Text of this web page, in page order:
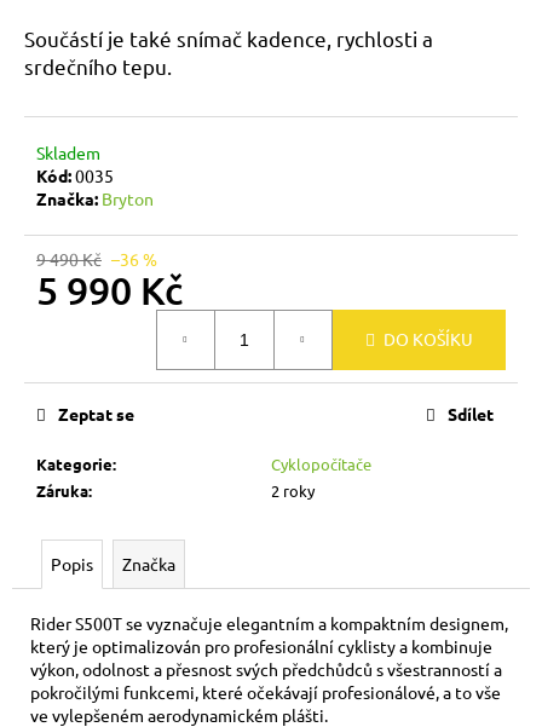
Součástí je také snímač kadence, rychlosti a
srdečního tepu.
Skladem
Kód:0035
Značka: Bryton
9 490 Kč –36 %
5 990 Kč
DO KOŠÍKU
Kategorie:
Cyklopočítače
Záruka: 2 roky
Zeptat se Sdílet
Popis Značka
Rider S500T se vyznačuje elegantním a kompaktním designem,
který je optimalizován pro profesionální cyklisty a kombinuje
výkon, odolnost a přesnost svých předchůdců s všestranností a
pokročilými funkcemi, které očekávají profesionálové, a to vše
ve vylepšeném aerodynamickém plášti.
a
j
t
?
HLEDAT
D
o
o
j
e
m
e